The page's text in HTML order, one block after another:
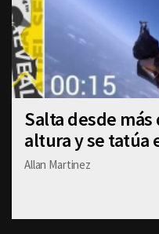
Salta desde
altura y se tatúa
Allan Martinez